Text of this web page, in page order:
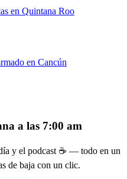
en Quintana Roo
en Cancún
a las 7:00 am
y el podcast ☕ — todo en un
de baja con un clic.